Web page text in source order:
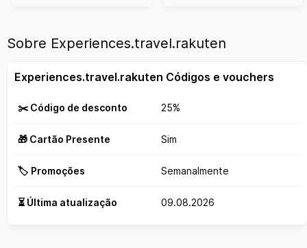
Sobre Experiences.travel.rakuten
Experiences.travel.rakuten Códigos e vouchers
✂️ Código de desconto 25%
🎁 Cartão Presente Sim
🏷️ Promoções Semanalmente
⏳ Última atualização 09.08.2026